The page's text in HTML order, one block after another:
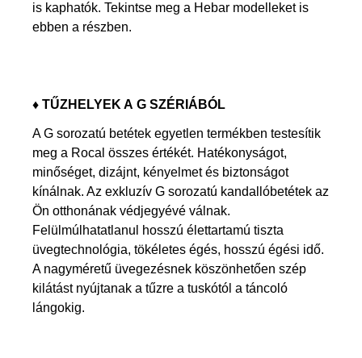
is kaphatók. Tekintse meg a Hebar modelleket is
ebben a részben.
♦ TŰZHELYEK A G SZÉRIÁBÓL
A G sorozatú betétek egyetlen termékben testesítik
meg a Rocal összes értékét. Hatékonyságot,
minőséget, dizájnt, kényelmet és biztonságot
kínálnak. Az exkluzív G sorozatú kandallóbetétek az
Ön otthonának védjegyévé válnak.
Felülmúlhatatlanul hosszú élettartamú tiszta
üvegtechnológia, tökéletes égés, hosszú égési idő.
A nagyméretű üvegezésnek köszönhetően szép
kilátást nyújtanak a tűzre a tuskótól a táncoló
lángokig.